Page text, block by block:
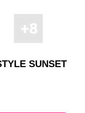
SUNSET